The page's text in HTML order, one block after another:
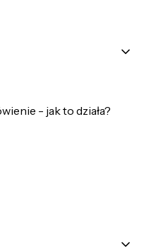
- jak to działa?